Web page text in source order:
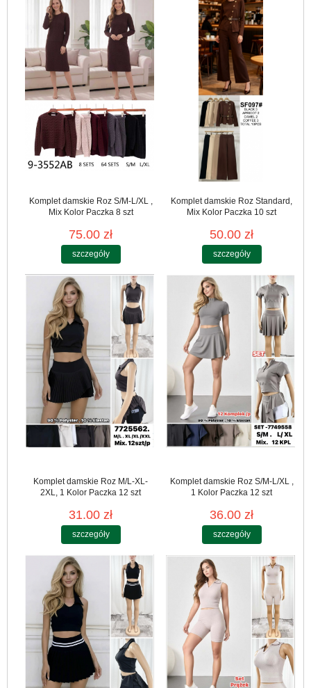
Komplet damskie Roz S/M-L/XL ,
Mix Kolor Paczka 8 szt
75.00 zł
szczegóły
Komplet damskie Roz Standard,
Mix Kolor Paczka 10 szt
50.00 zł
szczegóły
Komplet damskie Roz M/L-XL-
2XL, 1 Kolor Paczka 12 szt
31.00 zł
szczegóły
Komplet damskie Roz S/M-L/XL ,
1 Kolor Paczka 12 szt
36.00 zł
szczegóły